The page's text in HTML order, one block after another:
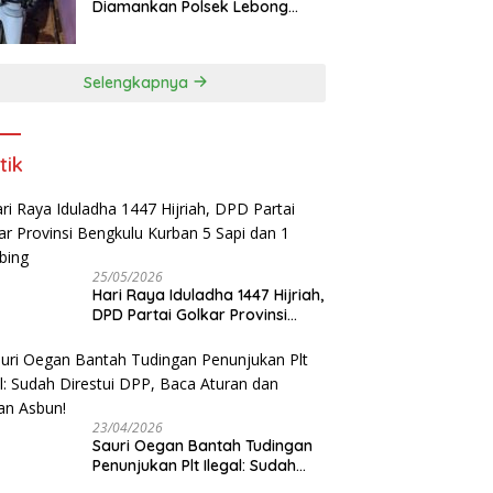
Diamankan Polsek Lebong
Selengkapnya
25/05/2026
Hari Raya Iduladha 1447 Hijriah,
DPD Partai Golkar Provinsi
Kambing
23/04/2026
Sauri Oegan Bantah Tudingan
Penunjukan Plt Ilegal: Sudah